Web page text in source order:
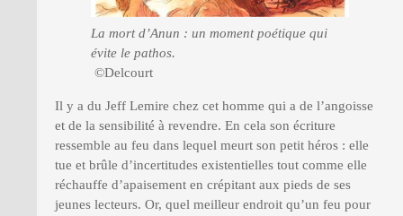
La mort d’Anun : un moment poétique qui
évite le pathos.
©Delcourt
Il y a du Jeff Lemire chez cet homme qui a de l’angoisse
et de la sensibilité à revendre. En cela son écriture
ressemble au feu dans lequel meurt son petit héros : elle
tue et brûle d’incertitudes existentielles tout comme elle
réchauffe d’apaisement en crépitant aux pieds de ses
jeunes lecteurs. Or, quel meilleur endroit qu’un feu pour